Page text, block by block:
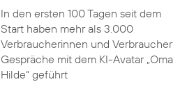
In den ersten 100 Tagen seit dem
Start haben mehr als 3.000
Verbraucherinnen und Verbraucher
Gespräche mit dem KI-Avatar „Oma
Hilde“ geführt